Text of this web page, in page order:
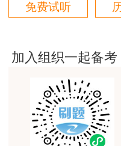
老师们讲的很好，通
建筑专业跟网校过了，
用户m6****57
师资过硬，学习无忧
用户da****ng
免费试听
加入组织一起备考